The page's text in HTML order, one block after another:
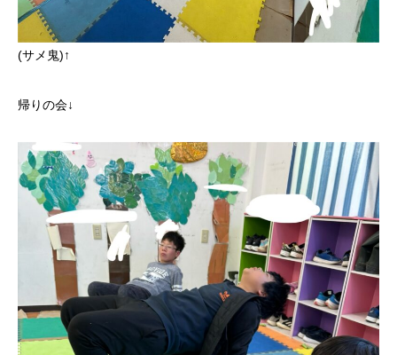
(サメ鬼)↑
帰りの会↓